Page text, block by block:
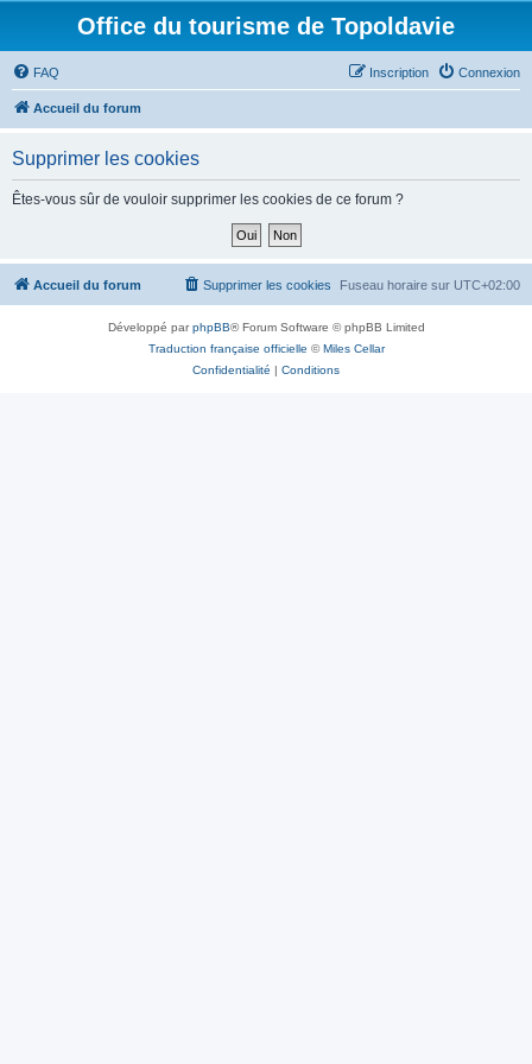
Office du tourisme de Topoldavie
FAQ Connexion
Inscription
Accueil du forum
Supprimer les cookies
Êtes-vous sûr de vouloir supprimer les cookies de ce forum ?
Accueil du forum Fuseau horaire sur UTC+02:00
Supprimer les cookies
Développé parphpBB® Forum Software © phpBB Limited
Traduction française officielle ©Miles Cellar
Confidentialité | Conditions